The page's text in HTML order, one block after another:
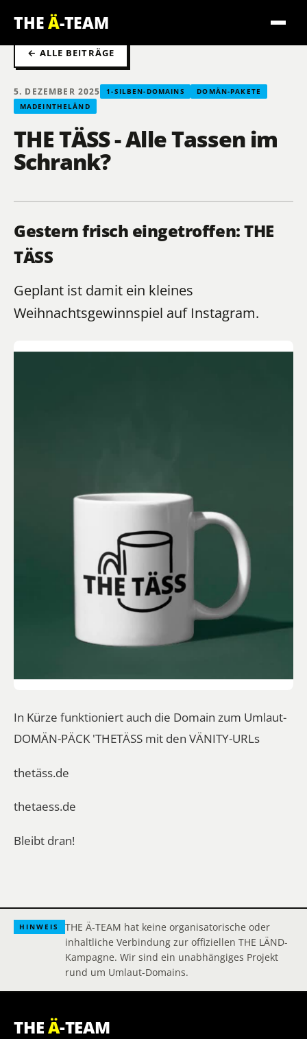
THEÄ-TEAM
← ALLE BEITRÄGE
5. DEZEMBER 2025 1-SILBEN-DOMAINS
DOMÄN-PAKETE
MADEINTHELÄND
THE TÄSS - Alle Tassen im
Schrank?
Gestern frisch eingetroffen: THE
TÄSS
Geplant ist damit ein kleines
Weihnachtsgewinnspiel auf Instagram.
In Kürze funktioniert auch die Domain zum Umlaut-
DOMÄN-PÄCK 'THETÄSS mit den VÄNITY-URLs
thetäss.de
thetaess.de
Bleibt dran!
HINWEIS
THE Ä-TEAM hat keine organisatorische oder
inhaltliche Verbindung zur offiziellen THE LÄND-
Kampagne. Wir sind ein unabhängiges Projekt
rund um Umlaut-Domains.
THEÄ-TEAM